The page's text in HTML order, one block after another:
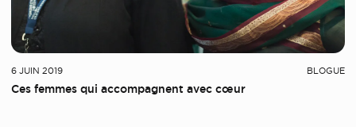
6 JUIN 2019 BLOGUE
Ces femmes qui accompagnent avec cœur